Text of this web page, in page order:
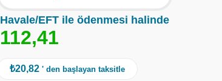
Havale/EFT ile ödenmesi halinde
112,41
₺20,82 ' den başlayan taksitle